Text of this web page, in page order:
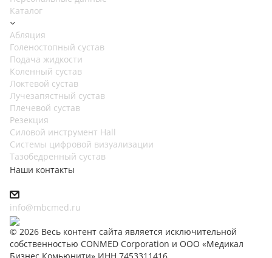
Каталог
Абляция
Голеностопный сустав
Подача жидкости
Коленный сустав
Локтевой сустав
Лучезапястный сустав
Плечевой сустав
Резекция
Силовой инструмент Hall
Системы цифровой визуализации
Тазобедренный сустав
Наши контакты
info@mbcmed.ru
© 2026 Весь контент сайта является исключительной
собственностью CONMED Corporation и ООО «Медикал